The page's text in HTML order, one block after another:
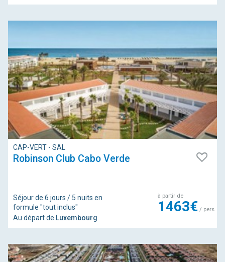
CAP-VERT - SAL
Robinson Club Cabo Verde
Séjour de 6 jours / 5 nuits en
formule "tout inclus"
Au départ de Luxembourg
à partir de
1463€/ pers